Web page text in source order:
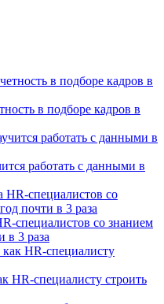
в подборе кадров в
работать с данными в
специалистов со знанием
в 3 раза
HR-специалисту строить